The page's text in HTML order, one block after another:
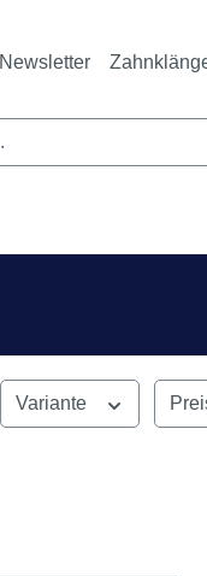
Newsletter
Variante